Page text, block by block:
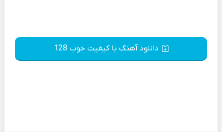
دانلود آهنگ با کیفیت خوب 128